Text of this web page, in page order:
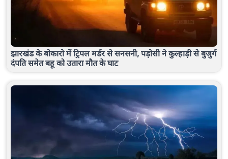
झारखंड के बोकारो में ट्रिपल मर्डर से सनसनी, पड़ोसी ने कुल्हाड़ी से बुजुर्ग
दंपति समेत बहू को उतारा मौत के घाट